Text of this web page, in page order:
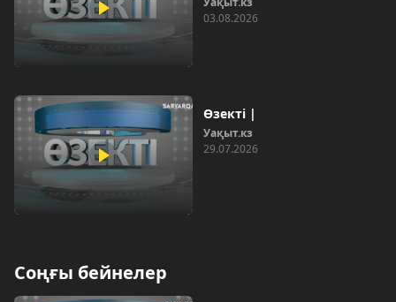
03.08.2026
Өзекті |
Уақыт.кз
29.07.2026
Соңғы бейнелер